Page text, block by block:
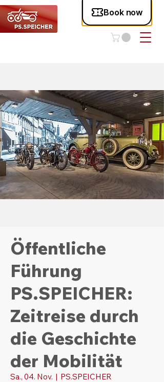
Öffentliche
Führung
PS.SPEICHER:
Zeitreise durch
die Geschichte
der Mobilität
Sa., 04. Nov.
  |
PS.SPEICHER